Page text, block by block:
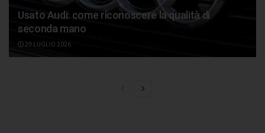
Usato Audi: come riconoscere la qualità di
seconda mano
29 LUGLIO 2026